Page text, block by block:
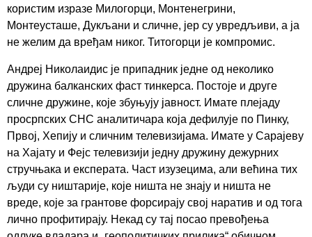
користим изразе Милогорци, Монтенегрини,
Монтеусташе, Дукљани и сличне, јер су увредљиви, а ја
не желим да вређам никог. Титогорци је компромис.
Андреј Николаидис је припадник једне од неколико
дружина балканских фаст тинкерса. Постоје и друге
сличне дружине, које збуњују јавност. Имате плејаду
просрпских СНС аналитичара која дефилује по Пинку,
Првој, Хепију и сличним телевизијама. Имате у Сарајеву
на Хајату и Фејс телевизији једну дружину дежурних
стручњака и експерата. Част изузецима, али већина тих
људи су ништарије, које ништа не знају и ништа не
вреде, које за грантове форсирају свој наратив и од тога
лично профитирају. Некад су тај посао превођења